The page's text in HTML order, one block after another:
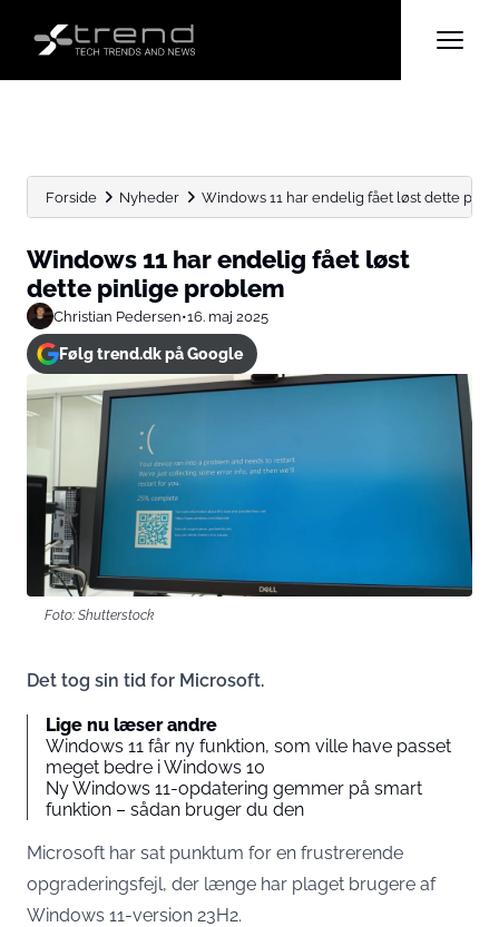
Forside Nyheder Windows 11 har endelig fået løst dette
Windows 11 har endelig fået løst
dette pinlige problem
Christian Pedersen•16. maj 2025
Følg trend.dk på Google
Foto: Shutterstock
Det tog sin tid for Microsoft.
Lige nu læser andre
Windows 11 får ny funktion, som ville have passet
meget bedre i Windows 10
Ny Windows 11-opdatering gemmer på smart
funktion – sådan bruger du den
Microsoft har sat punktum for en frustrerende
opgraderingsfejl, der længe har plaget brugere af
Windows 11-version 23H2.